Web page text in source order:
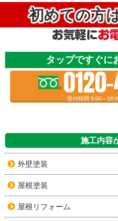
初めての方
タップですぐに
受付時間 9:00～
施工内容
外壁塗装
屋根塗装
屋根リフォーム